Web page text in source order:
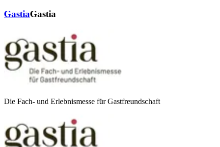
GastiaGastia
Die Fach- und Erlebnismesse für Gastfreundschaft